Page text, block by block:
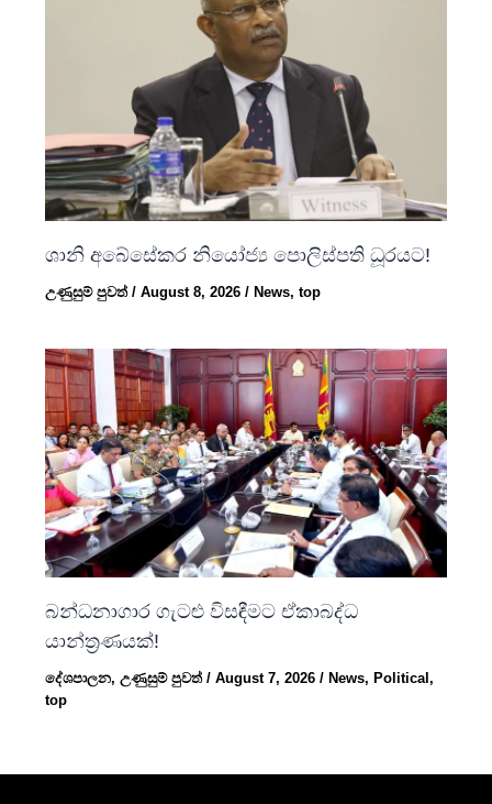
ශානි අබේසේකර නියෝජ්‍ය පොලිස්පති ධූරයට!
උණුසුම් පුවත්/August 8, 2026/News,top
බන්ධනාගාර ගැටළු විසඳීමට ඒකාබද්ධ
යාන්ත්‍රණයක්!
දේශපාලන,උණුසුම් පුවත්/August 7, 2026/News,Political,
top